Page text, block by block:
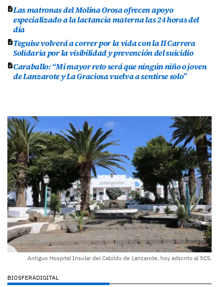
Las matronas del Molina Orosa ofrecen apoyo
especializado a la lactancia materna las 24 horas del
día
Teguise volverá a correr por la vida con la II Carrera
Solidaria por la visibilidad y prevención del suicidio
Caraballo: “Mi mayor reto será que ningún niño o joven
de Lanzarote y La Graciosa vuelva a sentirse solo”
Antiguo Hospital Insular del Cabildo de Lanzarote, hoy adscrito al SCS.
BIOSFERADIGITAL